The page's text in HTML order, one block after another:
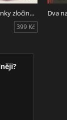
Myšlenky zločince v české kotlině
399 Kč
Dva